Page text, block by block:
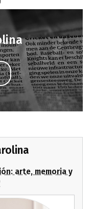
arte, memoria y